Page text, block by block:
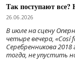
Так поступают все?
26.06.2026
В июле на сцену
четыре вечера,
Серебренникова
тогда, не упустить